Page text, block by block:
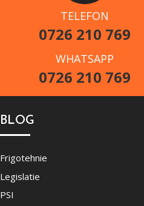
TELEFON
0726 210 769
WHATSAPP
0726 210 769
BLOG
Frigotehnie
Legislatie
PSI